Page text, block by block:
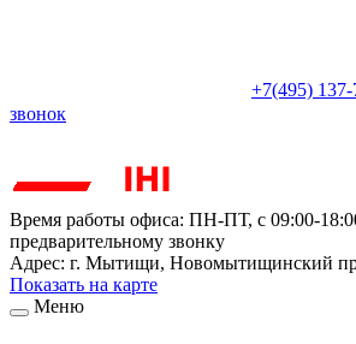
+7(495)
звонок
Время работы офиса: ПН-ПТ, с 09:00-
предварительному звонку
Адрес: г. Мытищи, Новомытищинский
Показать на карте
Меню